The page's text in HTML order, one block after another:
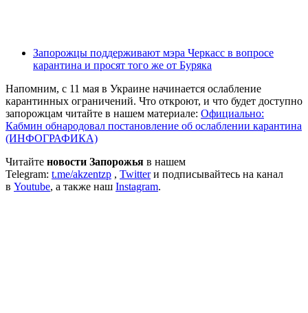
Запорожцы поддерживают мэра Черкасс в вопросе
карантина и просят того же от Буряка
Напомним, с 11 мая в Украине начинается ослабление
карантинных ограничений. Что откроют, и что будет доступно
запорожцам читайте в нашем материале: Официально:
Кабмин обнародовал постановление об ослаблении карантина
(ИНФОГРАФИКА)
Читайте новости Запорожья в нашем
Telegram: t.me/akzentzp , Twitterи подписывайтесь на канал
в Youtube, а также наш Instagram.